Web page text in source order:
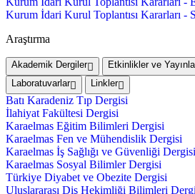
Kurum İdari Kurul Toplantısı Kararları -
Araştırma
Akademik Dergiler Etkinlikler ve
Laboratuvarlar
Linkler
Batı Karadeniz Tıp Dergisi
İlahiyat Fakültesi Dergisi
Karaelmas Eğitim Bilimleri Dergisi
Karaelmas Fen ve Mühendislik Dergisi
Karaelmas İş Sağlığı ve Güvenliği Dergisi
Karaelmas Sosyal Bilimler Dergisi
Türkiye Diyabet ve Obezite Dergisi
Uluslararası Diş Hekimliği Bilimleri